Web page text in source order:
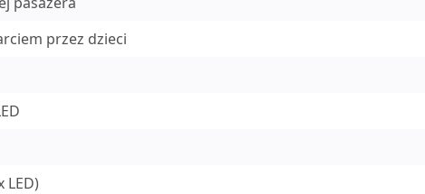
przez dzieci
LED)